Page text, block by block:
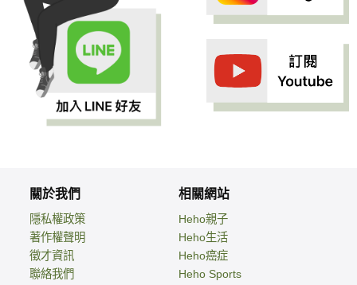
關於我們
隱私權政策
著作權聲明
徵才資訊
聯絡我們
相關網站
Heho親子
Heho生活
Heho癌症
Heho Sports